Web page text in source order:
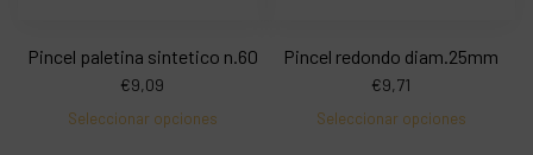
Pincel paletina sintetico n.60
€9,09
Seleccionar opciones
Pincel redondo diam.25mm
€9,71
Seleccionar opciones